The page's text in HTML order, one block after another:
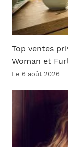
Top ventes
Woman et
Le 6 août 2026